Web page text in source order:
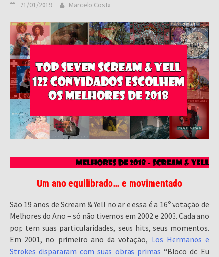
21/01/2019 Marcelo Costa
Um ano equilibrado… e movimentado
São 19 anos de Scream & Yell no ar e essa é a 16º votação de
Melhores do Ano – só não tivemos em 2002 e 2003. Cada ano
pop tem suas particularidades, seus hits, seus momentos.
Em 2001, no primeiro ano da votação, Los Hermanos e
Strokes dispararam com suas obras primas “Bloco do Eu